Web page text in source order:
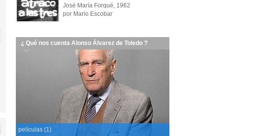
José María Forqué, 1962
por Mario Escobar
¿ Qué nos cuenta Alonso Álvarez de Toledo ?
películas (1)